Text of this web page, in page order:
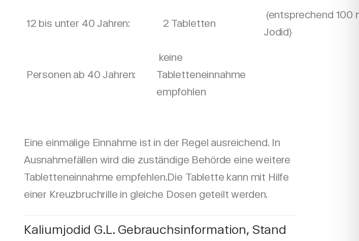
12 bis unter 40 Jahren: 2 Tabletten
(entsprechend 100
Jodid)
Personen ab 40 Jahren:
keine
Tabletteneinnahme
empfohlen
Eine einmalige Einnahme ist in der Regel ausreichend. In
Ausnahmefällen wird die zuständige Behörde eine weitere
Tabletteneinnahme empfehlen.Die Tablette kann mit Hilfe
einer Kreuzbruchrille in gleiche Dosen geteilt werden.
Kaliumjodid G.L. Gebrauchsinformation, Stand